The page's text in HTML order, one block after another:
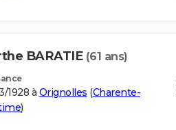
BARATIE (61 ans)
1928 à Orignolles (Charente-
)